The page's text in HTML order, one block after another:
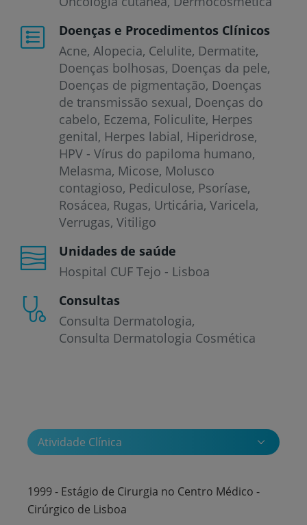
Doenças e Procedimentos Clínicos
Acne Alopecia Celulite Dermatite
Doenças bolhosas Doenças da pele
Doenças de pigmentação Doenças
de transmissão sexual Doenças do
cabelo Eczema Foliculite Herpes
genital Herpes labial Hiperidrose
HPV - Vírus do papiloma humano
Melasma Micose Molusco
contagioso Pediculose Psoríase
Rosácea Rugas Urticária Varicela
Verrugas Vitiligo
Unidades de saúde
Hospital CUF Tejo - Lisboa
Consultas
Consulta Dermatologia
Consulta Dermatologia Cosmética
Atividade Clínica
1999 - Estágio de Cirurgia no Centro Médico -
Cirúrgico de Lisboa